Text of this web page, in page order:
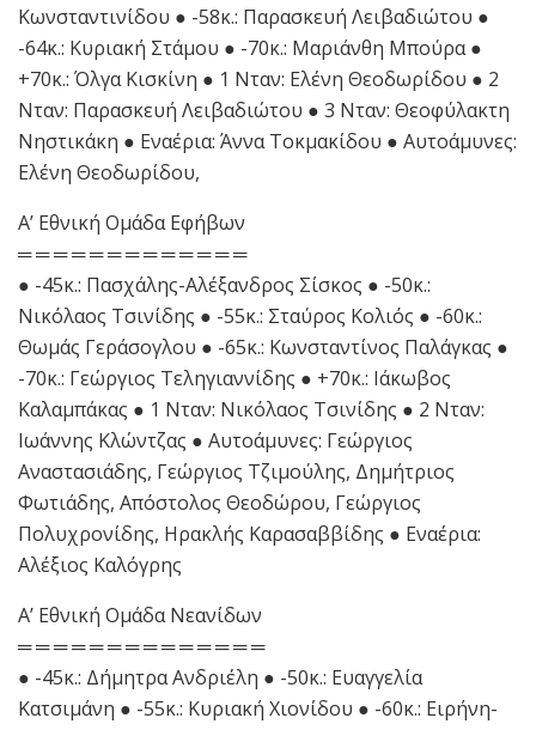
Κωνσταντινίδου ● -58κ.: Παρασκευή Λειβαδιώτου ●
-64κ.: Κυριακή Στάμου ● -70κ.: Μαριάνθη Μπούρα ●
+70κ.: Όλγα Κισκίνη ● 1 Νταν: Ελένη Θεοδωρίδου ● 2
Νταν: Παρασκευή Λειβαδιώτου ● 3 Νταν: Θεοφύλακτη
Νηστικάκη ● Εναέρια: Άννα Τοκμακίδου ● Αυτοάμυνες:
Ελένη Θεοδωρίδου,
Α’ Εθνική Ομάδα Εφήβων
═ ═ ═ ═ ═ ═ ═ ═ ═ ═ ═ ═ ═
● -45κ.: Πασχάλης-Αλέξανδρος Σίσκος ● -50κ.:
Νικόλαος Τσινίδης ● -55κ.: Σταύρος Κολιός ● -60κ.:
Θωμάς Γεράσογλου ● -65κ.: Κωνσταντίνος Παλάγκας ●
-70κ.: Γεώργιος Τεληγιαννίδης ● +70κ.: Ιάκωβος
Καλαμπάκας ● 1 Νταν: Νικόλαος Τσινίδης ● 2 Νταν:
Ιωάννης Κλώντζας ● Αυτοάμυνες: Γεώργιος
Αναστασιάδης, Γεώργιος Τζιμούλης, Δημήτριος
Φωτιάδης, Απόστολος Θεοδώρου, Γεώργιος
Πολυχρονίδης, Ηρακλής Καρασαββίδης ● Εναέρια:
Αλέξιος Καλόγρης
Α’ Εθνική Ομάδα Νεανίδων
═ ═ ═ ═ ═ ═ ═ ═ ═ ═ ═ ═ ═ ═
● -45κ.: Δήμητρα Ανδριέλη ● -50κ.: Ευαγγελία
Κατσιμάνη ● -55κ.: Κυριακή Χιονίδου ● -60κ.: Ειρήνη-